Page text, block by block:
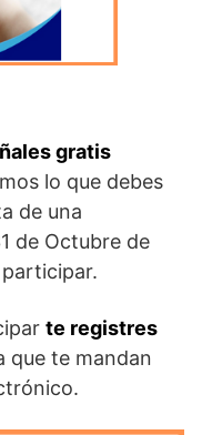
gratis
lo que debes
de una
de Octubre de
te registres
que te mandan